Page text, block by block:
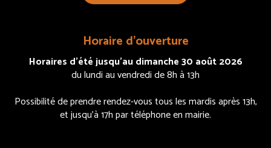
Horaire d’ouverture
Horaires d’été jusqu’au dimanche 30 août 2026
du lundi au vendredi de 8h à 13h
Possibilité de prendre rendez-vous tous les mardis après 13h,
et jusqu’à 17h par téléphone en mairie.